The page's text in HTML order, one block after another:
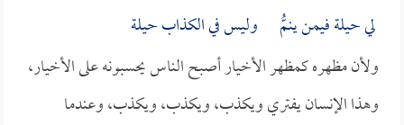
لي حيلة فيمن ينمُّ وليس في الكذاب حيلة
ولأن مظهره كمظهر الأخيار أصبح الناس يحسبونه على الأخيار،
وهذا الإنسان يفتري ويكذب، ويكذب، ويكذب، وعندما